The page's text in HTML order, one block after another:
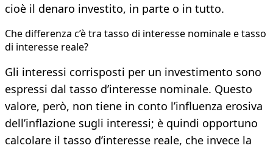
cioè il denaro investito, in parte o in tutto.
Che differenza c’è tra tasso di interesse nominale e tasso
di interesse reale?
Gli interessi corrisposti per un investimento sono
espressi dal tasso d’interesse nominale. Questo
valore, però, non tiene in conto l’influenza erosiva
dell’inflazione sugli interessi; è quindi opportuno
calcolare il tasso d’interesse reale, che invece la